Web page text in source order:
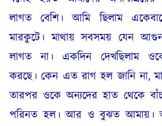
লাগত বেশি। আমি ছিলাম
মারকুটে। মাথায় সবসময় যেন
লাগত না। একদিন দেখছিলাম
করছে। কেন এত রাগ হল জানি না,
তারপর ওকে অন্যদের হাত থেকে
পরিনত হল। আর ও বুঝত আমায়।